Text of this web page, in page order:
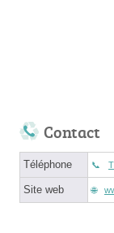
Contact
Téléphone
Site web